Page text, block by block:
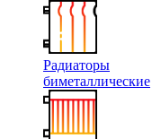
Радиаторы
биметаллические